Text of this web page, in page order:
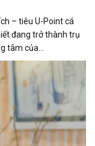
– tiêu U-Point cá
đang trở thành trụ
tâm của